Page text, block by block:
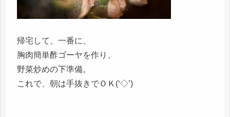
帰宅して、一番に、
胸肉簡単酢ゴーヤを作り、
野菜炒めの下準備。
これで、朝は手抜きでＯＫ(‘◇’)ゞ